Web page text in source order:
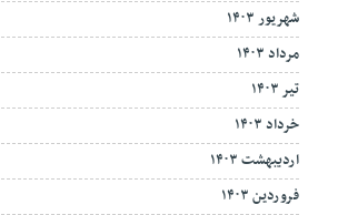
شهریور ۱۴۰۳
مرداد ۱۴۰۳
تیر ۱۴۰۳
خرداد ۱۴۰۳
اردیبهشت ۱۴۰۳
فروردین ۱۴۰۳